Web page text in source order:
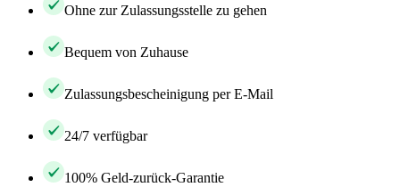
Ohne zur Zulassungsstelle zu gehen
Bequem von Zuhause
Zulassungsbescheinigung per E-Mail
24/7 verfügbar
100% Geld-zurück-Garantie